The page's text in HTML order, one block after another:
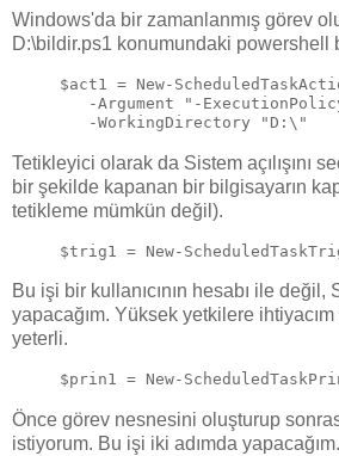
Windows'da bir zamanlanmış görev
D:\bildir.ps1 konumundaki powershell
$act1 = New-
-Argument "-
   -WorkingDirectory "D:\"
Tetikleyici olarak da Sistem açılışını
bir şekilde kapanan bir bilgisayarın
tetikleme mümkün değil).
$trig1 = New-
Bu işi bir kullanıcının hesabı ile değil,
yapacağım. Yüksek yetkilere
yeterli.
$prin1 = New-
Önce görev nesnesini oluşturup
istiyorum. Bu işi iki adımda yapacağım.